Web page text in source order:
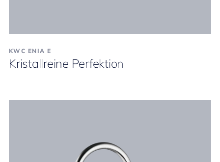
KWC ENIA E
Kristallreine Perfektion